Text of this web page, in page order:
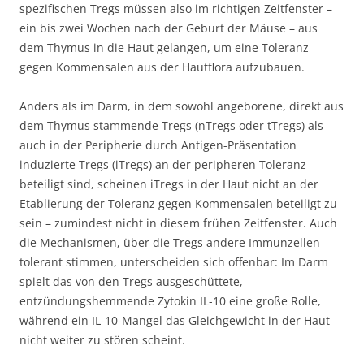
spezifischen Tregs müssen also im richtigen Zeitfenster –
ein bis zwei Wochen nach der Geburt der Mäuse – aus
dem Thymus in die Haut gelangen, um eine Toleranz
gegen Kommensalen aus der Hautflora aufzubauen.
Anders als im Darm, in dem sowohl angeborene, direkt aus
dem Thymus stammende Tregs (nTregs oder tTregs) als
auch in der Peripherie durch Antigen-Präsentation
induzierte Tregs (iTregs) an der peripheren Toleranz
beteiligt sind, scheinen iTregs in der Haut nicht an der
Etablierung der Toleranz gegen Kommensalen beteiligt zu
sein – zumindest nicht in diesem frühen Zeitfenster. Auch
die Mechanismen, über die Tregs andere Immunzellen
tolerant stimmen, unterscheiden sich offenbar: Im Darm
spielt das von den Tregs ausgeschüttete,
entzündungshemmende Zytokin IL-10 eine große Rolle,
während ein IL-10-Mangel das Gleichgewicht in der Haut
nicht weiter zu stören scheint.